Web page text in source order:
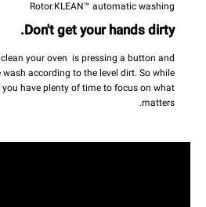
Rotor.KLEAN™ automatic washing
Don't get your hands dirty.
your oven is pressing a button and
according to the level dirt. So while
have plenty of time to focus on what
matters.